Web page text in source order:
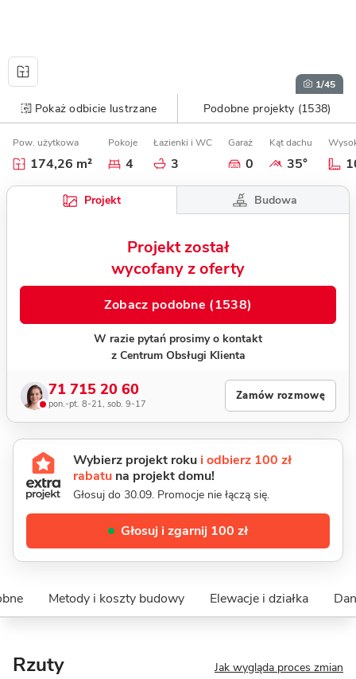
1/45
Pokaż odbicie lustrzane Podobne projekty (1538)
Pow. użytkowa
174,26 m²
Pokoje
4
Łazienki i WC
3
Garaż
0
Kąt dachu
35°
Projekt Budowa
Projekt został
wycofany z oferty
Zobacz podobne (1538)
W razie pytań prosimy o kontakt
z Centrum Obsługi Klienta
71 715 20 60
pon.-pt. 8-21, sob. 9-17
Zamów rozmowę
Wybierz projekt roku i odbierz 100 zł
rabatu na projekt domu!
Głosuj do 30.09. Promocje nie łączą się.
Głosuj i zgarnij 100 zł
Metody i koszty budowy Elewacje i działka
Rzuty Jak wygląda proces zmian